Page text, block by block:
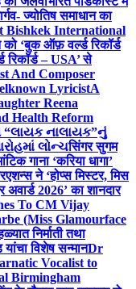
ज्योतिष समाधान का
Bishkek International
‘बुक ऑफ़ वर्ल्ड रिकॉर्ड
– USA’ से
And Composer
LyricistA
Reena
Health Reform
“લાયક નાલાયક”નું
લોન્ચसिंगर सुगम
गाना ‘करिया धागा’
ने ‘होप्स मिस्टर, मिस
अवार्ड 2026’ का शानदार
To CM Vijay
(Miss Glamourface
निर्माती तथा
यांचा विशेष सन्मानDr
Vocalist to
Birmingham